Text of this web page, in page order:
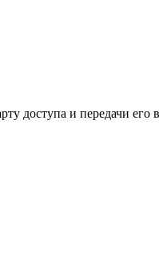
доступа и передачи